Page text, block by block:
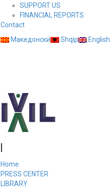
SUPPORT US
FINANCIAL REPORTS
Contact
Македонски
Shqip English
Home
PRESS CENTER
LIBRARY